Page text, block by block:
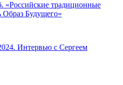
«Российские традиционные
Образ Будущего»
Интервью с Сергеем